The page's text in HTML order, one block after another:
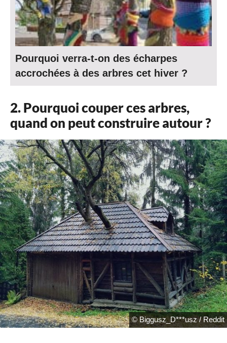
Pourquoi verra-t-on des écharpes
accrochées à des arbres cet hiver ?
2. Pourquoi couper ces arbres,
quand on peut construire autour ?
© Biggusz_D***usz / Reddit